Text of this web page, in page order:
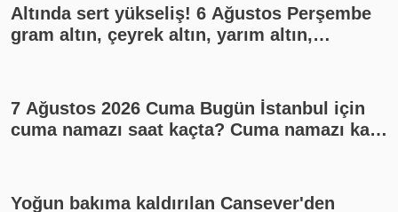
Altında sert yükseliş! 6 Ağustos Perşembe
gram altın, çeyrek altın, yarım altın,
7 Ağustos 2026 Cuma Bugün İstanbul için
cuma namazı saat kaçta? Cuma namazı kaç
Yoğun bakıma kaldırılan Cansever'den